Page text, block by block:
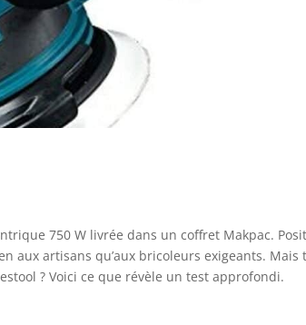
750 W livrée dans un coffret Makpac.
aux artisans qu’aux bricoleurs exigeants.
? Voici ce que révèle un test approfondi.